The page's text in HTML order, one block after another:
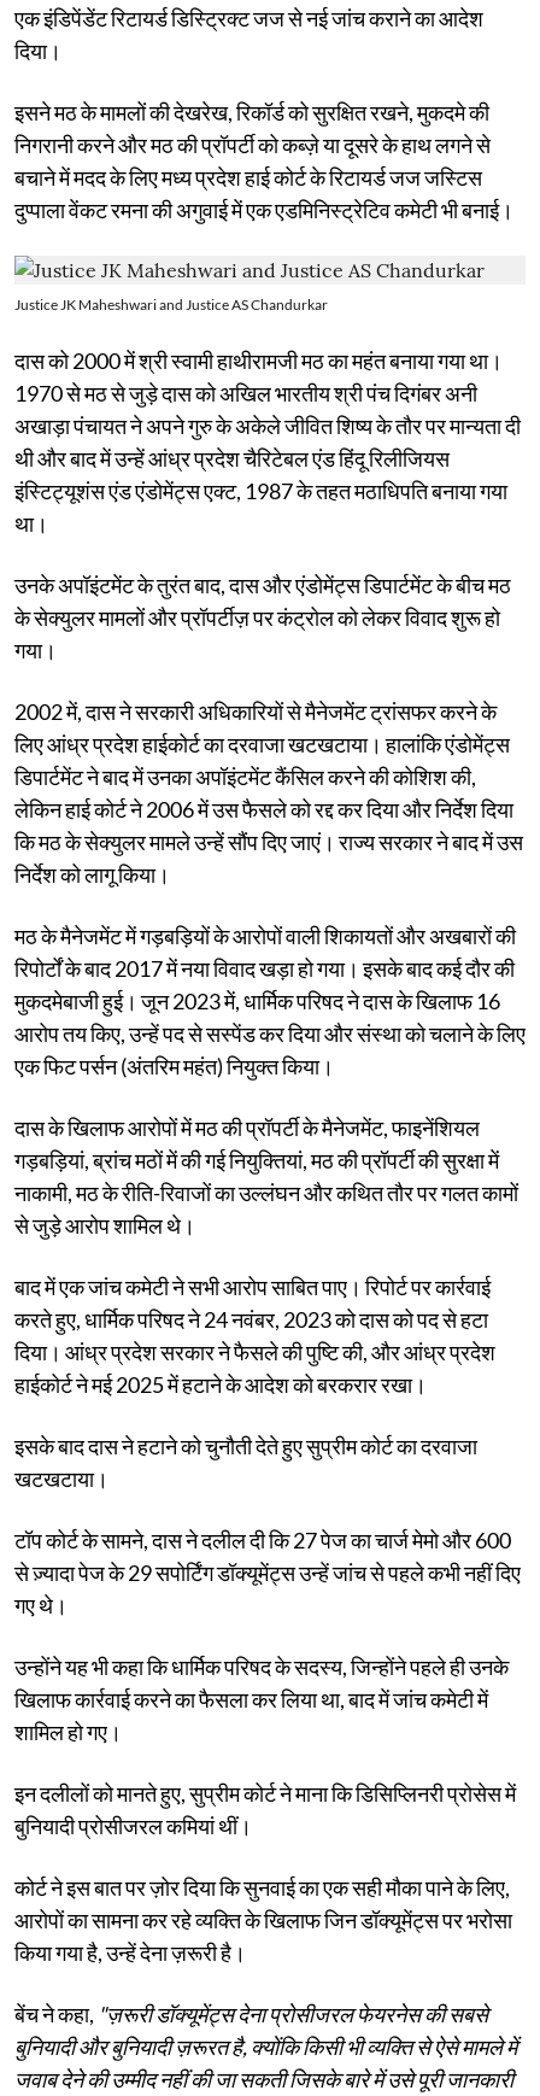
एक इंडिपेंडेंट रिटायर्ड डिस्ट्रिक्ट जज से नई जांच कराने का आदेश
दिया।
इसने मठ के मामलों की देखरेख, रिकॉर्ड को सुरक्षित रखने, मुकदमे की
निगरानी करने और मठ की प्रॉपर्टी को कब्ज़े या दूसरे के हाथ लगने से
बचाने में मदद के लिए मध्य प्रदेश हाई कोर्ट के रिटायर्ड जज जस्टिस
दुप्पाला वेंकट रमना की अगुवाई में एक एडमिनिस्ट्रेटिव कमेटी भी बनाई।
Justice JK Maheshwari and Justice AS Chandurkar
दास को 2000 में श्री स्वामी हाथीरामजी मठ का महंत बनाया गया था।
1970 से मठ से जुड़े दास को अखिल भारतीय श्री पंच दिगंबर अनी
अखाड़ा पंचायत ने अपने गुरु के अकेले जीवित शिष्य के तौर पर मान्यता दी
थी और बाद में उन्हें आंध्र प्रदेश चैरिटेबल एंड हिंदू रिलीजियस
इंस्टिट्यूशंस एंड एंडोमेंट्स एक्ट, 1987 के तहत मठाधिपति बनाया गया
था।
उनके अपॉइंटमेंट के तुरंत बाद, दास और एंडोमेंट्स डिपार्टमेंट के बीच मठ
के सेक्युलर मामलों और प्रॉपर्टीज़ पर कंट्रोल को लेकर विवाद शुरू हो
गया।
2002 में, दास ने सरकारी अधिकारियों से मैनेजमेंट ट्रांसफर करने के
लिए आंध्र प्रदेश हाईकोर्ट का दरवाजा खटखटाया। हालांकि एंडोमेंट्स
डिपार्टमेंट ने बाद में उनका अपॉइंटमेंट कैंसिल करने की कोशिश की,
लेकिन हाई कोर्ट ने 2006 में उस फैसले को रद्द कर दिया और निर्देश दिया
कि मठ के सेक्युलर मामले उन्हें सौंप दिए जाएं। राज्य सरकार ने बाद में उस
निर्देश को लागू किया।
मठ के मैनेजमेंट में गड़बड़ियों के आरोपों वाली शिकायतों और अखबारों की
रिपोर्टों के बाद 2017 में नया विवाद खड़ा हो गया। इसके बाद कई दौर की
मुकदमेबाजी हुई। जून 2023 में, धार्मिक परिषद ने दास के खिलाफ 16
आरोप तय किए, उन्हें पद से सस्पेंड कर दिया और संस्था को चलाने के लिए
एक फिट पर्सन (अंतरिम महंत) नियुक्त किया।
दास के खिलाफ आरोपों में मठ की प्रॉपर्टी के मैनेजमेंट, फाइनेंशियल
गड़बड़ियां, ब्रांच मठों में की गई नियुक्तियां, मठ की प्रॉपर्टी की सुरक्षा में
नाकामी, मठ के रीति-रिवाजों का उल्लंघन और कथित तौर पर गलत कामों
से जुड़े आरोप शामिल थे।
बाद में एक जांच कमेटी ने सभी आरोप साबित पाए। रिपोर्ट पर कार्रवाई
करते हुए, धार्मिक परिषद ने 24 नवंबर, 2023 को दास को पद से हटा
दिया। आंध्र प्रदेश सरकार ने फैसले की पुष्टि की, और आंध्र प्रदेश
हाईकोर्ट ने मई 2025 में हटाने के आदेश को बरकरार रखा।
इसके बाद दास ने हटाने को चुनौती देते हुए सुप्रीम कोर्ट का दरवाजा
खटखटाया।
टॉप कोर्ट के सामने, दास ने दलील दी कि 27 पेज का चार्ज मेमो और 600
से ज़्यादा पेज के 29 सपोर्टिंग डॉक्यूमेंट्स उन्हें जांच से पहले कभी नहीं दिए
गए थे।
उन्होंने यह भी कहा कि धार्मिक परिषद के सदस्य, जिन्होंने पहले ही उनके
खिलाफ कार्रवाई करने का फैसला कर लिया था, बाद में जांच कमेटी में
शामिल हो गए।
इन दलीलों को मानते हुए, सुप्रीम कोर्ट ने माना कि डिसिप्लिनरी प्रोसेस में
बुनियादी प्रोसीजरल कमियां थीं।
कोर्ट ने इस बात पर ज़ोर दिया कि सुनवाई का एक सही मौका पाने के लिए,
आरोपों का सामना कर रहे व्यक्ति के खिलाफ जिन डॉक्यूमेंट्स पर भरोसा
किया गया है, उन्हें देना ज़रूरी है।
बेंच ने कहा, "ज़रूरी डॉक्यूमेंट्स देना प्रोसीजरल फेयरनेस की सबसे
बुनियादी और बुनियादी ज़रूरत है, क्योंकि किसी भी व्यक्ति से ऐसे मामले में
जवाब देने की उम्मीद नहीं की जा सकती जिसके बारे में उसे पूरी जानकारी